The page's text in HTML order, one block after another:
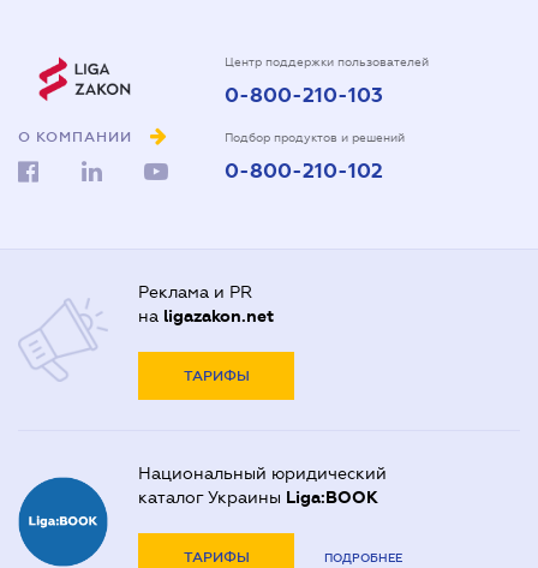
О КОМПАНИИ
Центр поддержки пользователей
0-800-210-103
Подбор продуктов и решений
0-800-210-102
Реклама и PR
на ligazakon.net
ТАРИФЫ
Национальный юридический
каталог Украины Liga:BOOK
ТАРИФЫ ПОДРОБНЕЕ